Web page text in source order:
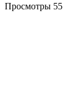
Просмотры 55